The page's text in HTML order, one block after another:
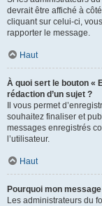
devrait être affiché à
cliquant sur celui-ci,
rapporter le message.
Haut
À quoi sert le bouton «
rédaction d’un sujet ?
Il vous permet
souhaitez finaliser et
messages enregistrés
l’utilisateur.
Haut
Pourquoi mon
Les administrateurs du